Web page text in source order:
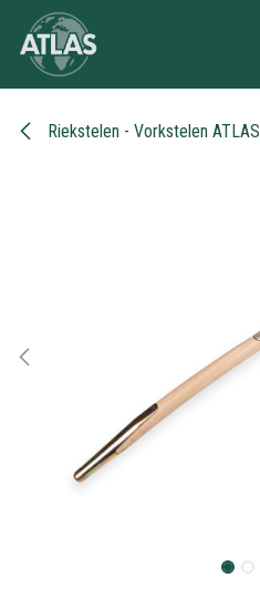
Overslaan naar inhoud
Riekstelen - Vorkstelen ATLAS